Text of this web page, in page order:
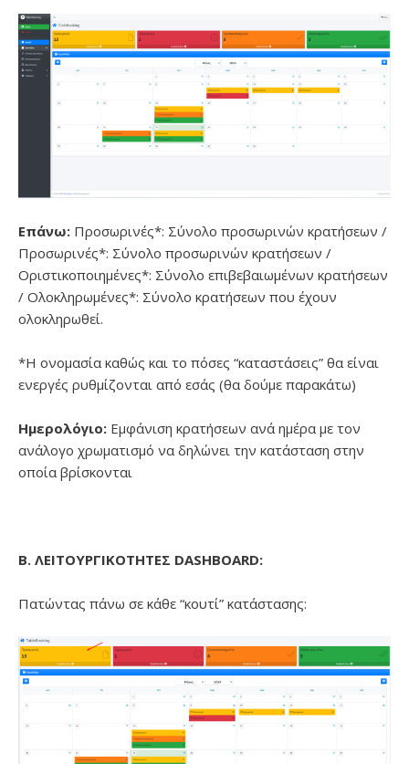
Επάνω: Προσωρινές*: Σύνολο προσωρινών κρατήσεων /
Προσωρινές*: Σύνολο προσωρινών κρατήσεων /
Οριστικοποιημένες*: Σύνολο επιβεβαιωμένων κρατήσεων
/ Ολοκληρωμένες*: Σύνολο κρατήσεων που έχουν
ολοκληρωθεί.
*Η ονομασία καθώς και το πόσες “καταστάσεις” θα είναι
ενεργές ρυθμίζονται από εσάς (θα δούμε παρακάτω)
Ημερολόγιο: Εμφάνιση κρατήσεων ανά ημέρα με τον
ανάλογο χρωματισμό να δηλώνει την κατάσταση στην
οποία βρίσκονται
B. ΛΕΙΤΟΥΡΓΙΚΟΤΗΤΕΣ DASHBOARD:
Πατώντας πάνω σε κάθε “κουτί” κατάστασης: